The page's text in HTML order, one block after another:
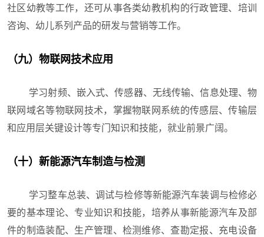
社区幼教等工作，还可从事各类幼教机构的行政管理、培训
咨询、幼儿系列产品的研发与营销等工作。
（九）物联网技术应用
学习射频、嵌入式、传感器、无线传输、信息处理、物
联网域名等物联网技术，掌握物联网系统的传感层、传输层
和应用层关键设计等专门知识和技能，就业前景广阔。
（十）新能源汽车制造与检测
学习整车总装、调试与检修等新能源汽车装调与检修必
要的基本理论、专业知识和技能，培养从事新能源汽车及部
件的制造装配、生产管理、检测维修、查勘定报、充电设备